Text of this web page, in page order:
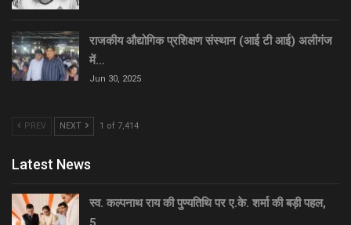
राजकीय औद्योगिक प्रशिक्षण संस्थान (आई टी आई) अलीगंज
में…
Jun 30, 2025
PREV NEXT 1 of 7,414
Latest News
स्व. कल्पनाथ राय की पुण्यतिथि पर ए.के. शर्मा की बड़ी पहल,